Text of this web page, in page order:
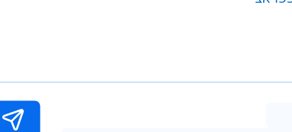
משלהם. פיו.
ספירס.